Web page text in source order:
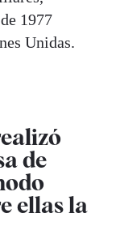
1977
Unidas.
de
ellas la